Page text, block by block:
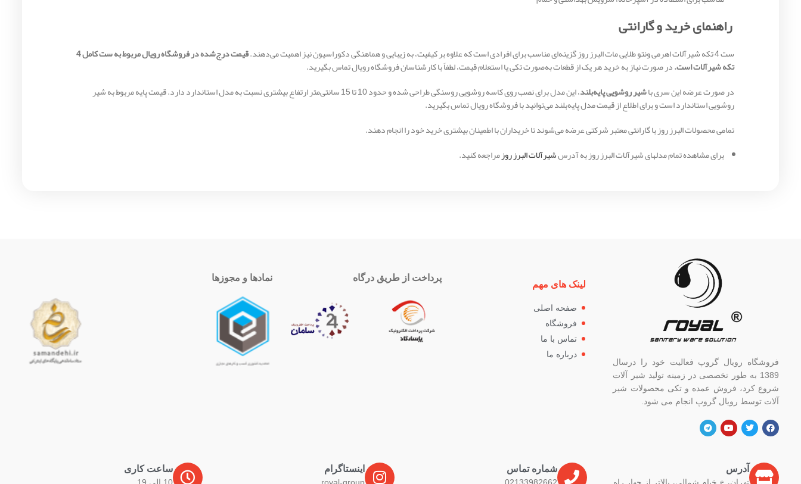
راهنمای خرید و گارانتی
ست 4 تکه شیرآلات اهرمی ونتو طلایی مات البرز روز گزینه‌ای مناسب برای افرادی است که علاوه بر کیفیت، به زیبایی و هماهنگی دکوراسیون نیز اهمیت می‌دهند. قیمت درج‌شده در فروشگاه رویال مربوط به ست کامل 4
تکه شیرآلات است.در صورت نیاز به خرید هر یک از قطعات به‌صورت تکی یا استعلام قیمت، لطفاً با کارشناسان فروشگاه رویال تماس بگیرید.
در صورت عرضه این سری باشیر روشویی پایه‌بلند ، این مدل برای نصب روی کاسه روشویی روسنگی طراحی شده و حدود 10 تا 15 سانتی‌متر ارتفاع بیشتری نسبت به مدل استاندارد دارد. قیمت پایه مربوط به شیر
روشویی استاندارد است و برای اطلاع از قیمت مدل پایه‌بلند می‌توانید با فروشگاه رویال تماس بگیرید.
تمامی محصولات البرز روز با گارانتی معتبر شرکتی عرضه می‌شوند تا خریداران با اطمینان بیشتری خرید خود را انجام دهند.
برای مشاهده تمام مدلهای شیرآلات البرز روز به آدرسشیرآلات البرز روزمراجعه کنید.
فروشگاه رویال گروپ فعالیت خود را درسال
1389 به طور تخصصی در زمینه تولید شیر آلات
شروع کرد، فروش عمده و تکی محصولات شیر
آلات توسط رویال گروپ انجام می شود.
لینک های مهم
صفحه اصلی
فروشگاه
تماس با ما
درباره ما
پرداخت از طریق درگاه نمادها و مجوزها
آدرس شماره تماس اینستاگرام ساعت کاری